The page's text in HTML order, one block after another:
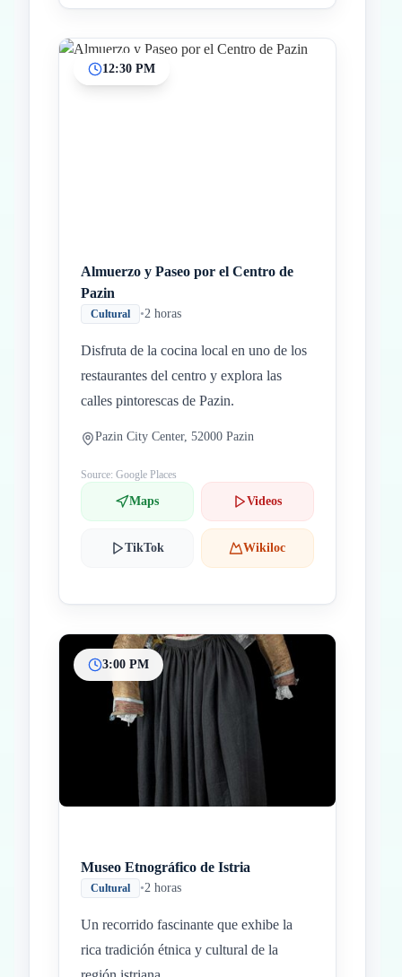
12:30 PM
Almuerzo y Paseo por el Centro de
Pazin
Cultural •2 horas
Disfruta de la cocina local en uno de los
restaurantes del centro y explora las
calles pintorescas de Pazin.
Pazin City Center, 52000 Pazin
Source: Google Places
Maps Videos
TikTok Wikiloc
3:00 PM
Museo Etnográfico de Istria
Cultural •2 horas
Un recorrido fascinante que exhibe la
rica tradición étnica y cultural de la